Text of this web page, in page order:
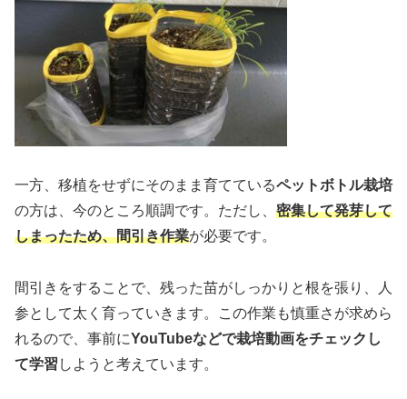
一方、移植をせずにそのまま育てているペットボトル栽培
の方は、今のところ順調です。ただし、 密集して発芽して
しまったため、間引き作業が必要です。
間引きをすることで、残った苗がしっかりと根を張り、人
参として太く育っていきます。この作業も慎重さが求めら
れるので、事前にYouTubeなどで栽培動画をチェックし
て学習 しようと考えています。